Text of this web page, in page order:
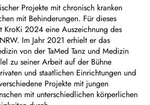
Projekte mit chronisch kranken
mit Behinderungen. Für dieses
KroKi 2024 eine Auszeichnung des
Im Jahr 2021 erhielt er das
von der TaMed Tanz und Medizin
zu seiner Arbeit auf der Bühne
und staatlichen Einrichtungen und
Projekte mit jungen
mit unterschiedlichen körperlichen